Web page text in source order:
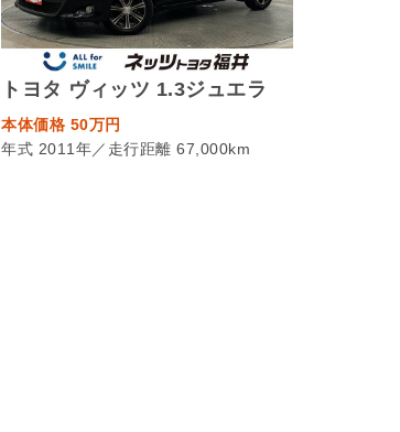
トヨタ ヴィッツ 1.3ジュエラ
本体価格 50万円
年式 2011年／走行距離 67,000km